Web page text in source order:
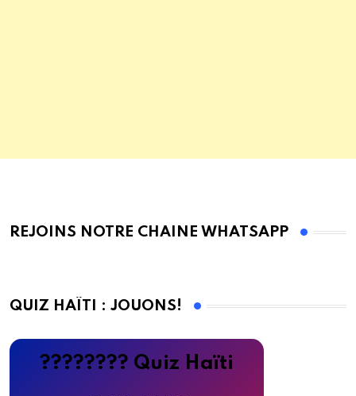
REJOINS NOTRE CHAINE WHATSAPP
QUIZ HAÏTI : JOUONS!
???????? Quiz Haïti